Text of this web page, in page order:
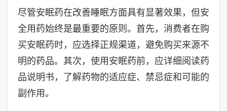
尽管安眠药在改善睡眠方面具有显著效果，但安
全用药始终是最重要的原则。首先，消费者在购
买安眠药时，应选择正规渠道，避免购买来源不
明的药品。其次，使用安眠药前，应详细阅读药
品说明书，了解药物的适应症、禁忌症和可能的
副作用。